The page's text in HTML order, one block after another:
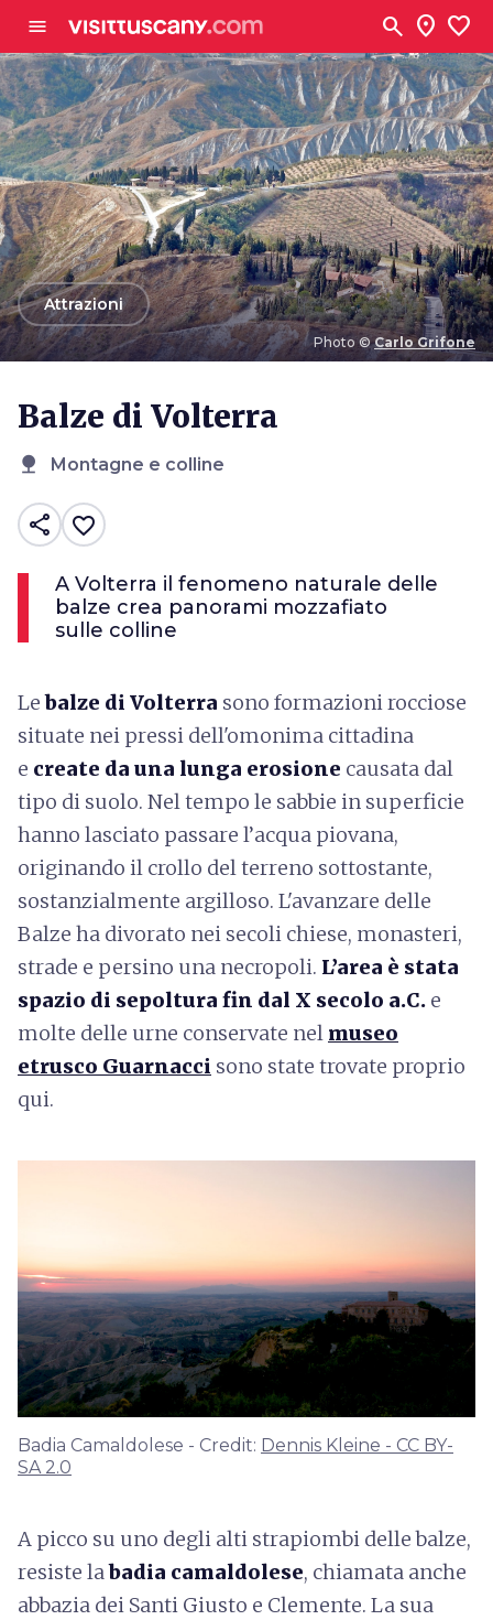
menu search location_on favorite
Photo © Carlo Grifone
arrow_backAttrazioni
Balze di Volterra
nature Montagne e colline
share favorite_border
A Volterra il fenomeno naturale delle
balze crea panorami mozzafiato
sulle colline
Lebalze di Volterra sono formazioni rocciose
situate nei pressi dell'omonima cittadina
e create da una lunga erosione causata dal
tipo di suolo. Nel tempo le sabbie in superficie
hanno lasciato passare l’acqua piovana,
originando il crollo del terreno sottostante,
sostanzialmente argilloso. L'avanzare delle
Balze ha divorato nei secoli chiese, monasteri,
strade e persino una necropoli. L’area è stata
spazio di sepoltura fin dal X secolo a.C. e
molte delle urne conservate nel museo
etrusco Guarnacci sono state trovate proprio
qui.
Badia Camaldolese - Credit: Dennis Kleine - CC BY-
SA 2.0
A picco su uno degli alti strapiombi delle balze,
resiste labadia camaldolese, chiamata anche
abbazia dei Santi Giusto e Clemente. La sua